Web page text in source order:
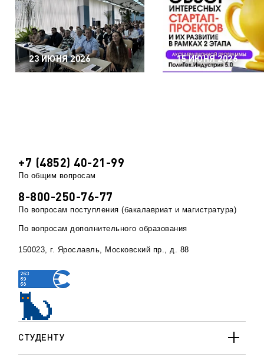
23 ИЮНЯ 2026 15 ИЮНЯ 2026
СТУДЕНТУ
+7 (4852) 40-21-99
По общим вопросам
8-800-250-76-77
По вопросам поступления (бакалавриат и магистратура)
По вопросам дополнительного образования
150023, г. Ярославль, Московский пр., д. 88